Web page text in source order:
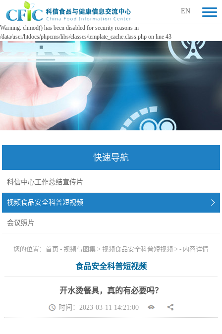
Warning: chmod() has been disabled for security reasons in
/data/user/htdocs/phpcms/libs/classes/template_cache.class.php on line 43
EN
快速导航
科信中心工作总结宣传片
视频食品安全科普短视频
会议照片
您的位置：首页 -视频与图集 >视频食品安全科普短视频 > - 内容详情
食品安全科普短视频
开水烫餐具，真的有必要吗？
时间：2023-03-11 14:21:00